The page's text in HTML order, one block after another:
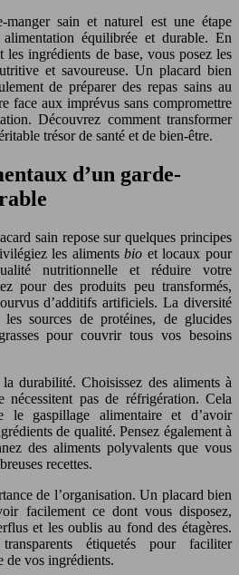
équilibrée et durable. En
les ingrédients de base, vous posez les
et savoureuse. Un placard bien
de préparer des repas sains au
face aux imprévus sans compromettre
Découvrez comment transformer
trésor de santé et de bien-être.
d’un garde-
sain repose sur quelques principes
les alimentsbio et locaux pour
nutritionnelle et réduire votre
pour des produits peu transformés,
d’additifs artificiels. La diversité
sources de protéines, de glucides
pour couvrir tous vos besoins
durabilité. Choisissez des aliments à
nécessitent pas de réfrigération. Cela
le gaspillage alimentaire et d’avoir
de qualité. Pensez également à
des aliments polyvalents que vous
recettes.
de l’organisation. Un placard bien
facilement ce dont vous disposez,
et les oublis au fond des étagères.
étiquetés pour faciliter
de vos ingrédients.